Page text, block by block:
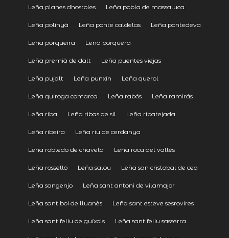
Leña planes dhostoles Leña pobla de massaluca
Leña polinyà Leña ponte caldelas Leña pontedeva
Leña porqueira Leña porquera
Leña premià de dalt Leña puentes viejas
Leña pujalt Leña punxín Leña querol
Leña quiroga comarca Leña rabós Leña ramirás
Leña riba Leña ribas de sil Leña ribatejada
Leña ribeira Leña riu de cerdanya
Leña robledo de chavela Leña roca del vallès
Leña rosselló Leña salou Leña san cristobal de cea
Leña sangenjo Leña sant antoni de vilamajor
Leña sant boi de lluanès Leña sant esteve sesrovires
Leña sant feliu de guíxols Leña sant feliu sasserra